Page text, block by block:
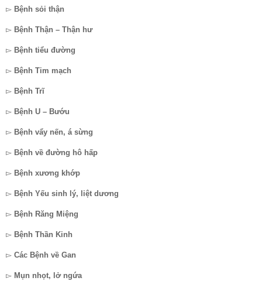
▻ Bệnh sỏi thận
▻ Bệnh Thận – Thận hư
▻ Bệnh tiểu đường
▻ Bệnh Tim mạch
▻ Bệnh Trĩ
▻ Bệnh U – Bướu
▻ Bệnh vẩy nến, á sừng
▻ Bệnh về đường hô hấp
▻ Bệnh xương khớp
▻ Bệnh Yếu sinh lý, liệt dương
▻ Bệnh Răng Miệng
▻ Bệnh Thần Kinh
▻ Các Bệnh về Gan
▻ Mụn nhọt, lở ngứa